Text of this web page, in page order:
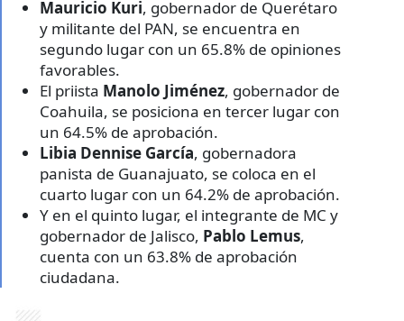
Mauricio Kuri, gobernador de Querétaro
y militante del PAN, se encuentra en
segundo lugar con un 65.8% de opiniones
favorables.
El priista Manolo Jiménez, gobernador de
Coahuila, se posiciona en tercer lugar con
un 64.5% de aprobación.
Libia Dennise García, gobernadora
panista de Guanajuato, se coloca en el
cuarto lugar con un 64.2% de aprobación.
Y en el quinto lugar, el integrante de MC y
gobernador de Jalisco, Pablo Lemus,
cuenta con un 63.8% de aprobación
ciudadana.